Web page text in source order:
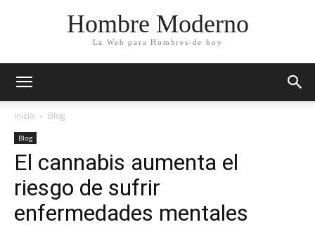
Hombre Moderno
La Web para Hombres de hoy
Inicio Blog
Blog
El cannabis aumenta el
riesgo de sufrir
enfermedades mentales